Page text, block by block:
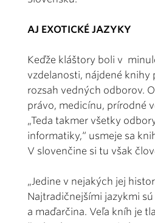
AJ EXOTICKÉ JAZYKY
Keďže kláštory boli v
vzdelanosti, nájdené knihy
rozsah vedných odborov.
právo, medicínu, prírodné
„Teda takmer všetky
informatiky,“ usmeje sa
V slovenčine si tu však
„Jedine v nejakých jej
Najtradičnejšími jazykmi
a maďarčina. Veľa kníh je